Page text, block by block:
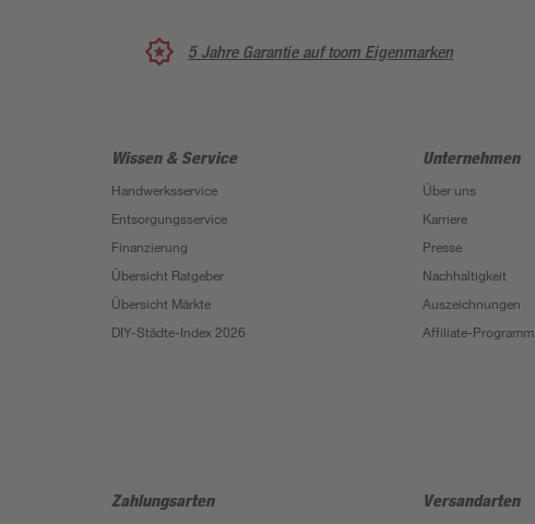
5 Jahre Garantie auf toom Eigenmarken
Wissen & Service
Handwerksservice
Entsorgungsservice
Finanzierung
Übersicht Ratgeber
Übersicht Märkte
DIY-Städte-Index 2026
Unternehmen
Über uns
Karriere
Presse
Nachhaltigkeit
Auszeichnungen
Affiliate-Programm
Zahlungsarten Versandarten